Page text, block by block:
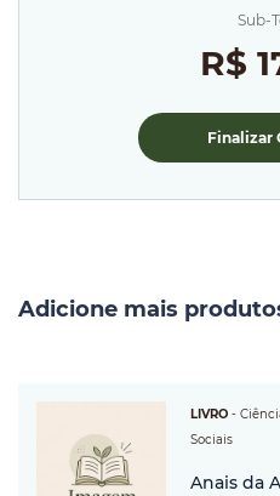
Sub-
R$
Finalizar
Adicione mais
LIVRO -
Sociais
Anais da